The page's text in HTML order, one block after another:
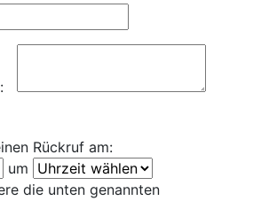
Rückruf am:
um
die unten genannten